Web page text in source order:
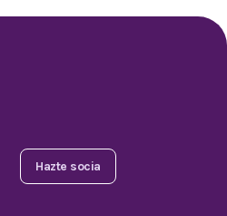
Hazte socia